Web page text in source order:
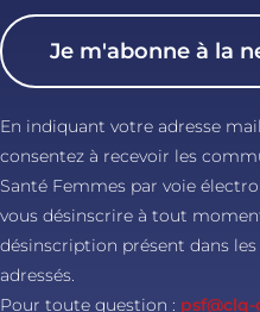
Je m'abonne à la
En indiquant votre adresse
consentez à recevoir les
Santé Femmes par voie
vous désinscrire à tout
désinscription présent dans
adressés.
Pour toute question :